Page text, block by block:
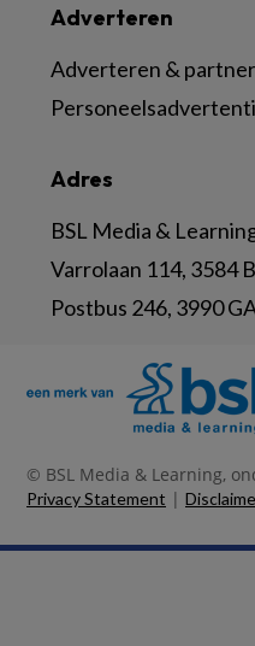
Adres
BSL Media &
Varrolaan 114, 3584
Postbus 246, 3990
Adverteren
Adverteren &
© BSL Media & Learning,
Privacy Statement |